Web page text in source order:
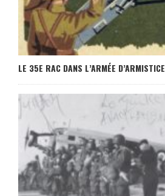
LE 35E RAC DANS L’ARMÉE D’ARMISTICE